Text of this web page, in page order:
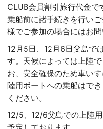
CLUB会員割引旅行代金
乗船前に諸手続きを行い
様でご参加の場合にはお問
12月5日、12月6日父島で
す。天候によっては上陸
お、安全確保のため車い
陸用ボートへの乗船はで
ください。
12/5、12/6父島での上陸
予定しております。